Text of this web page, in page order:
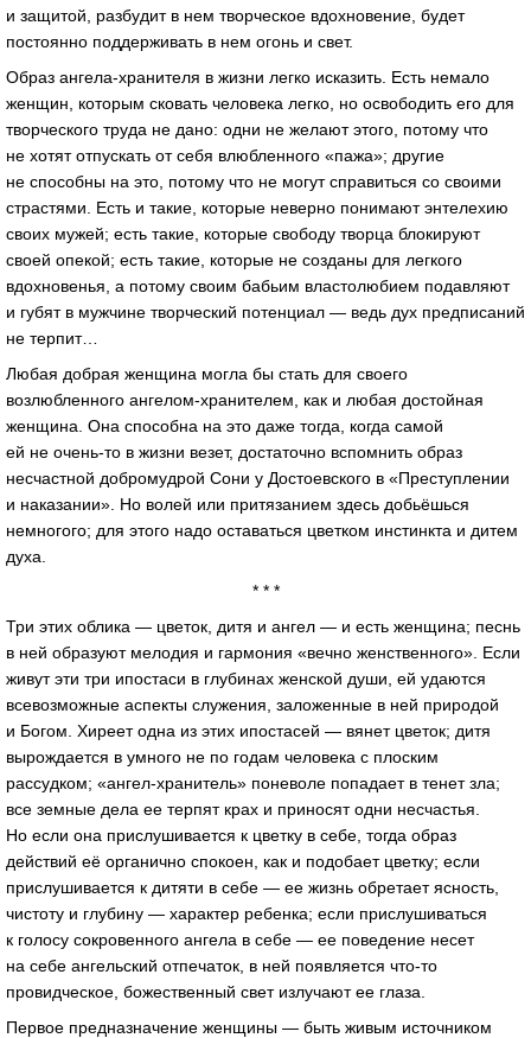
и защитой, разбудит в нем творческое вдохновение, будет
постоянно поддерживать в нем огонь и свет.
Образ ангела-хранителя в жизни легко исказить. Есть немало
женщин, которым сковать человека легко, но освободить его для
творческого труда не дано: одни не желают этого, потому что
не хотят отпускать от себя влюбленного «пажа»; другие
не способны на это, потому что не могут справиться со своими
страстями. Есть и такие, которые неверно понимают энтелехию
своих мужей; есть такие, которые свободу творца блокируют
своей опекой; есть такие, которые не созданы для легкого
вдохновенья, а потому своим бабьим властолюбием подавляют
и губят в мужчине творческий потенциал — ведь дух предписаний
не терпит…
Любая добрая женщина могла бы стать для своего
возлюбленного ангелом-хранителем, как и любая достойная
женщина. Она способна на это даже тогда, когда самой
ей не очень-то в жизни везет, достаточно вспомнить образ
несчастной добромудрой Сони у Достоевского в «Преступлении
и наказании». Но волей или притязанием здесь добьёшься
немногого; для этого надо оставаться цветком инстинкта и дитем
духа.
* * *
Три этих облика — цветок, дитя и ангел — и есть женщина; песнь
в ней образуют мелодия и гармония «вечно женственного». Если
живут эти три ипостаси в глубинах женской души, ей удаются
всевозможные аспекты служения, заложенные в ней природой
и Богом. Хиреет одна из этих ипостасей — вянет цветок; дитя
вырождается в умного не по годам человека с плоским
рассудком; «ангел-хранитель» поневоле попадает в тенет зла;
все земные дела ее терпят крах и приносят одни несчастья.
Но если она прислушивается к цветку в себе, тогда образ
действий её органично спокоен, как и подобает цветку; если
прислушивается к дитяти в себе — ее жизнь обретает ясность,
чистоту и глубину — характер ребенка; если прислушиваться
к голосу сокровенного ангела в себе — ее поведение несет
на себе ангельский отпечаток, в ней появляется что-то
провидческое, божественный свет излучают ее глаза.
Первое предназначение женщины — быть живым источником